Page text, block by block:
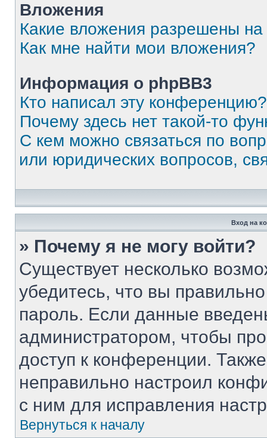
Вложения
Какие вложения разрешены
Как мне найти мои вложения?
Информация о phpBB3
Кто написал эту конференцию?
Почему здесь нет такой-то
С кем можно связаться по
или юридических вопросов,
Вход на
» Почему я не могу войти?
Существует несколько
убедитесь, что вы
пароль. Если данные
администратором, чтобы
доступ к конференции.
неправильно настроил
с ним для исправления
Вернуться к началу